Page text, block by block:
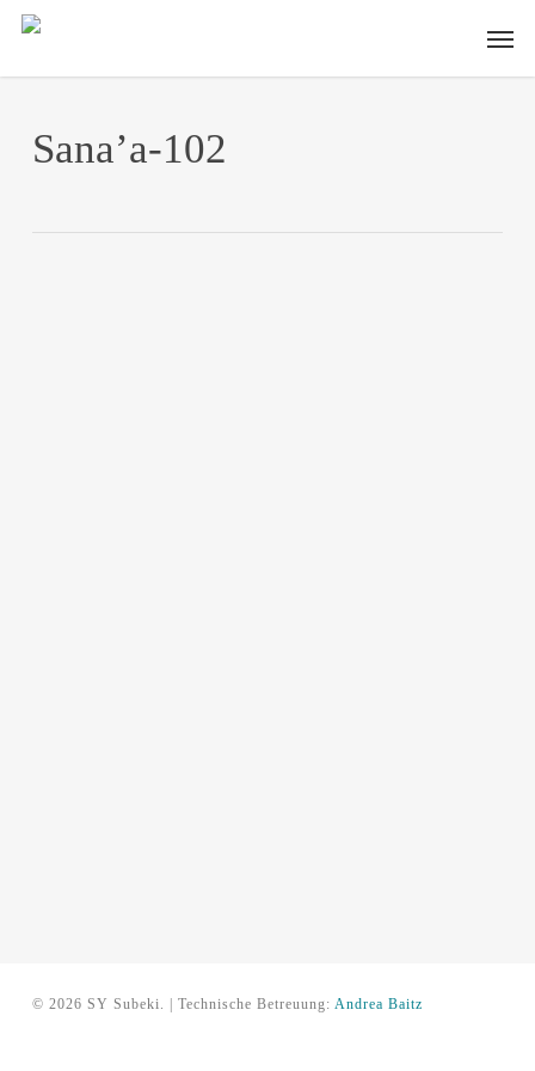
Skip
main
Sana’a-102
© 2026 SY Subeki. | Technische Betreuung: Andrea Baitz